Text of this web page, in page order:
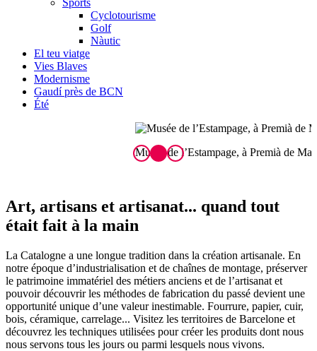
Sports
Cyclotourisme
Golf
Nàutic
El teu viatge
Vies Blaves
Modernisme
Gaudí près de BCN
Été
Musée de l’Estampage, à Premià de Mar
Art, artisans et artisanat... quand tout
était fait à la main
La Catalogne a une longue tradition dans la création artisanale. En
notre époque d’industrialisation et de chaînes de montage, préserver
le patrimoine immatériel des métiers anciens et de l’artisanat et
pouvoir découvrir les méthodes de fabrication du passé devient une
opportunité unique d’une valeur inestimable. Fourrure, papier, cuir,
bois, céramique, carrelage... Visitez les territoires de Barcelone et
découvrez les techniques utilisées pour créer les produits dont nous
nous servons tous les jours ou parmi lesquels nous vivons.